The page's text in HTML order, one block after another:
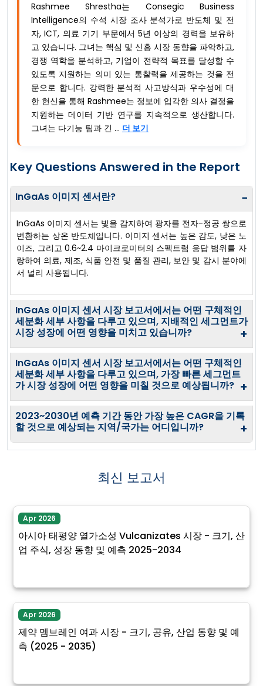
Rashmee Shrestha는 Consegic Business
Intelligence의 수석 시장 조사 분석가로 반도체 및 전
자, ICT, 의료 기기 부문에서 5년 이상의 경력을 보유하
고 있습니다. 그녀는 핵심 및 신흥 시장 동향을 파악하고,
경쟁 역학을 분석하고, 기업이 전략적 목표를 달성할 수
있도록 지원하는 의미 있는 통찰력을 제공하는 것을 전
문으로 합니다. 강력한 분석적 사고방식과 우수성에 대
한 헌신을 통해 Rashmee는 정보에 입각한 의사 결정을
지원하는 데이터 기반 연구를 지속적으로 생산합니다.
그녀는 다기능 팀과 긴 ... 더 보기
Key Questions Answered in the Report
InGaAs 이미지 센서란? −
InGaAs 이미지 센서는 빛을 감지하여 광자를 전자-정공 쌍으로
변환하는 상온 반도체입니다. 이미지 센서는 높은 감도, 낮은 노
이즈, 그리고 0.6~2.4 마이크로미터의 스펙트럼 응답 범위를 자
랑하여 의료, 제조, 식품 안전 및 품질 관리, 보안 및 감시 분야에
서 널리 사용됩니다.
InGaAs 이미지 센서 시장 보고서에서는 어떤 구체적인
세분화 세부 사항을 다루고 있으며, 지배적인 세그먼트가
시장 성장에 어떤 영향을 미치고 있습니까?
+
InGaAs 이미지 센서 시장 보고서에서는 어떤 구체적인
세분화 세부 사항을 다루고 있으며, 가장 빠른 세그먼트
가 시장 성장에 어떤 영향을 미칠 것으로 예상됩니까? +
2023~2030년 예측 기간 동안 가장 높은 CAGR을 기록
할 것으로 예상되는 지역/국가는 어디입니까?
+
최신 보고서
Apr 2026
아시아 태평양 열가소성 Vulcanizates 시장 - 크기, 산
업 주식, 성장 동향 및 예측 2025-2034
Apr 2026
제약 멤브레인 여과 시장 - 크기, 공유, 산업 동향 및 예
측 (2025 - 2035)